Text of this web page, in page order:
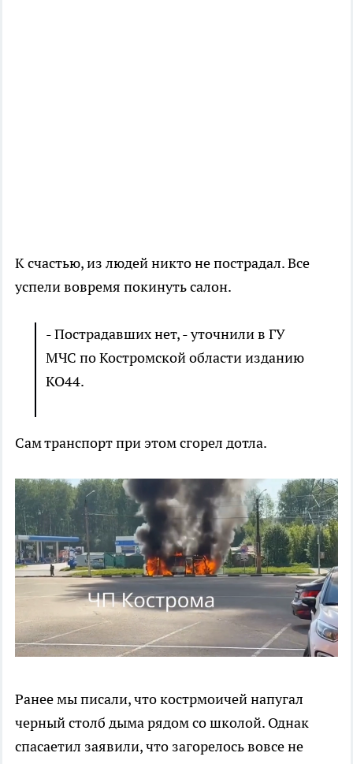
К счастью, из людей никто не пострадал. Все
успели вовремя покинуть салон.
- Пострадавших нет, - уточнили в ГУ
МЧС по Костромской области изданию
КО44.
Сам транспорт при этом сгорел дотла.
Ранее мы писали, что кострмоичей напугал
черный столб дыма рядом со школой. Однак
спасаетил заявили, что загорелось вовсе не